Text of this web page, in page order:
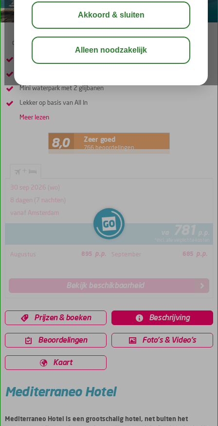
03:30 bewaar
Op loopafstand van Cherso en het strand
Mini waterpark met 2 glijbanen
Lekker op basis van All In
Meer lezen
8,0 Zeer goed
766 beoordelingen
30 sep 2026 (wo)
8 dagen (7 nachten)
vanaf Amsterdam
va 781 p.p.
*incl. alle verplichte kosten
Augustus 895 p.p. September 685 p.p.
Bekijk beschikbaarheid
Prijzen & boeken Beschrijving
Beoordelingen Foto's & Video's
Kaart
Mediterraneo Hotel
Mediterraneo Hotel is een grootschalig hotel, net buiten het